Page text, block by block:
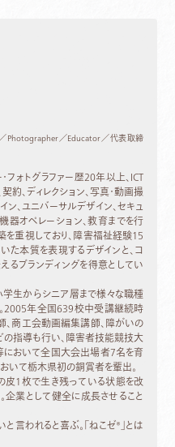
Photographer／Educator／代表取締
ォトグラファー歴20年以上、ICT
約、ディレクション、写真・動画撮
ン、ユニバーサルデザイン、セキュ
機器オペレーション、教育までを行
を重視しており、障害福祉経験15
た本質を表現するデザインと、コ
るブランディングを得意としてい
学生からシニア層まで様々な職種
2005年全国639校中受講継続時
商工会動画編集講師、障がいの
の指導も行い、障害者技能競技大
において全国大会出場者7名を育
いて栃木県初の銅賞者を輩出。
皮1枚で生き残っている状態を改
企業として健全に成長させること
言われると喜ぶ。「ねこゼ®」とは